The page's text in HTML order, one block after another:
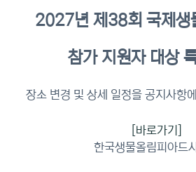
이수증명서 확인 바로가기
2027년 제38회 국제생
참가 지원자 대상
장소 변경 및 상세 일정을 공지사항
[바로가기]
한국생물올림피아드